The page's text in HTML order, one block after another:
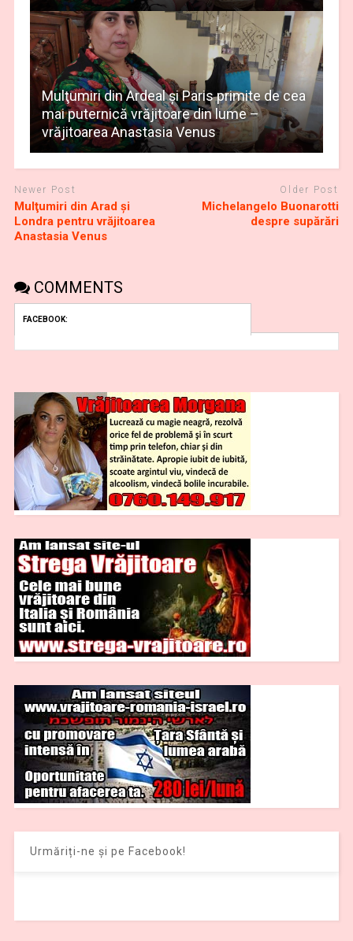
Mulţumiri din Ardeal și Paris primite de cea
mai puternică vrăjitoare din lume –
vrăjitoarea Anastasia Venus
Newer Post
Mulţumiri din Arad și
Londra pentru vrăjitoarea
Anastasia Venus
Older Post
Michelangelo Buonarotti
despre supărări
COMMENTS
FACEBOOK:
Urmăriți-ne și pe Facebook!